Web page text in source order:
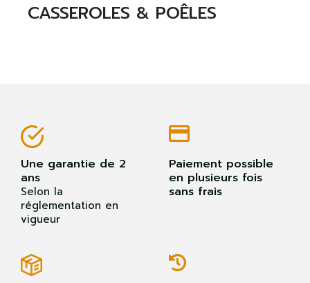
CASSEROLES & POÊLES
Une garantie de 2
ans
Selon la
réglementation en
vigueur
Paiement possible
en plusieurs fois
sans frais